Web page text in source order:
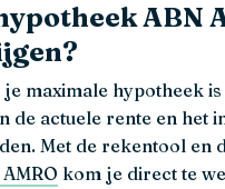
ABN
maximale hypotheek is
de actuele rente en het
Met de rekentool en
kom je direct te